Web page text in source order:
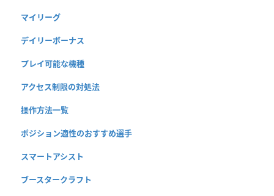
マイリーグ
デイリーボーナス
プレイ可能な機種
アクセス制限の対処法
操作方法一覧
ポジション適性のおすすめ選手
スマートアシスト
ブースタークラフト